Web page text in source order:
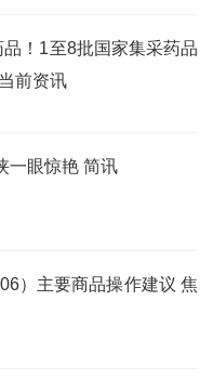
！1至8批国家集采药品
前资讯
一眼惊艳 简讯
）主要商品操作建议 焦